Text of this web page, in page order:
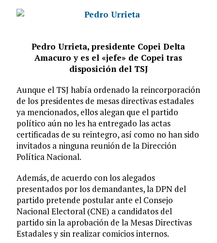
Pedro Urrieta, presidente Copei Delta
Amacuro y es el «jefe» de Copei tras
disposición del TSJ
Aunque el TSJ había ordenado la reincorporación
de los presidentes de mesas directivas estadales
ya mencionados, ellos alegan que el partido
político aún no les ha entregado las actas
certificadas de su reintegro, así como no han sido
invitados a ninguna reunión de la Dirección
Política Nacional.
Además, de acuerdo con los alegados
presentados por los demandantes, la DPN del
partido pretende postular ante el Consejo
Nacional Electoral (CNE) a candidatos del
partido sin la aprobación de la Mesas Directivas
Estadales y sin realizar comicios internos.